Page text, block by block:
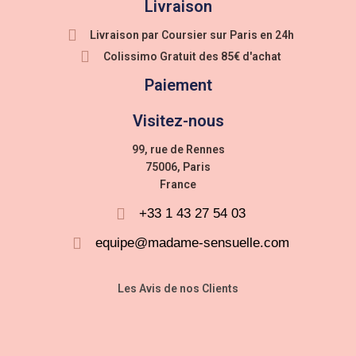
Livraison
Livraison par Coursier sur Paris en 24h
Colissimo Gratuit des 85€ d'achat
Paiement
Visitez-nous
99, rue de Rennes
75006, Paris
France
+33 1 43 27 54 03
equipe@madame-sensuelle.com
Les Avis de nos Clients